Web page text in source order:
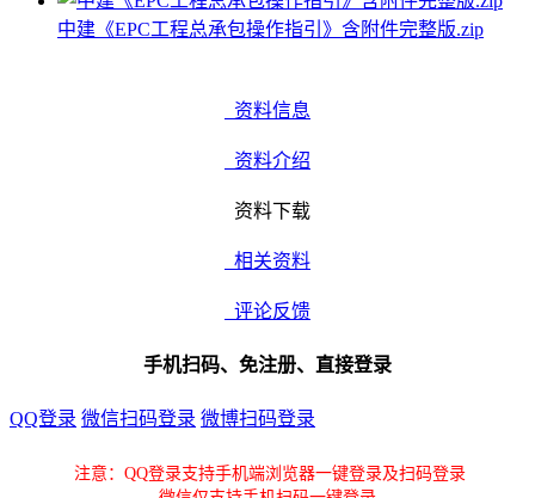
中建《EPC工程总承包操作指引》含附件完整版.zip
资料信息
资料介绍
资料下载
相关资料
评论反馈
手机扫码、免注册、直接登录
QQ登录 微信扫码登录 微博扫码登录
注意：QQ登录支持手机端浏览器一键登录及扫码登录